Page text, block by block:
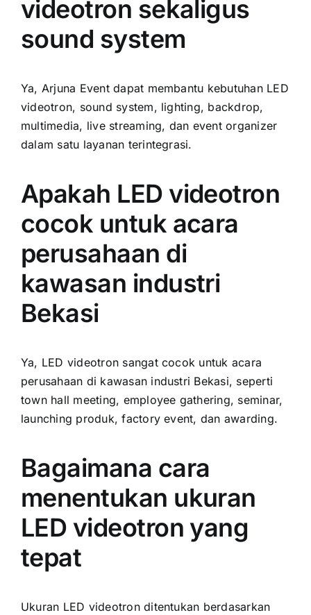
videotron sekaligus
sound system
Ya, Arjuna Event dapat membantu kebutuhan LED
videotron, sound system, lighting, backdrop,
multimedia, live streaming, dan event organizer
dalam satu layanan terintegrasi.
Apakah LED videotron
cocok untuk acara
perusahaan di
kawasan industri
Bekasi
Ya, LED videotron sangat cocok untuk acara
perusahaan di kawasan industri Bekasi, seperti
town hall meeting, employee gathering, seminar,
launching produk, factory event, dan awarding.
Bagaimana cara
menentukan ukuran
LED videotron yang
tepat
Ukuran LED videotron ditentukan berdasarkan